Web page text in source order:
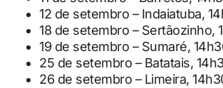
12 de setembro – Indaiatuba,
18 de setembro – Sertãozinho,
19 de setembro – Sumaré,
25 de setembro – Batatais,
26 de setembro – Limeira,